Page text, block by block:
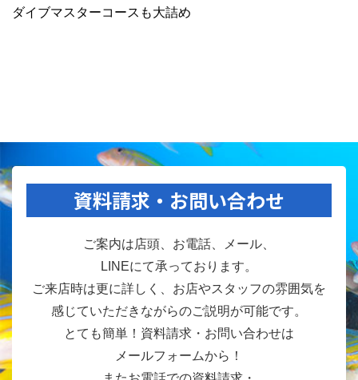
ダイブマスターコースも大詰め
資料請求・お問い合わせ
ご案内は店頭、お電話、メール、
LINEにて承っております。
ご来店時は更に詳しく、お店やスタッフの雰囲気を
感じていただきながらのご説明が可能です。
とても簡単！資料請求・お問い合わせは
メールフォームから！